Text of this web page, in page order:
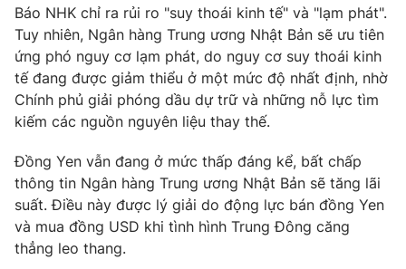
Thị trường 24h Tấm lòng Việt
VTV4 Vươn mình bằng AI
VTV8
Liên hệ tòa soạn English
Báo NHK chỉ ra rủi ro "suy thoái kinh tế" và "lạm phát".
Tuy nhiên, Ngân hàng Trung ương Nhật Bản sẽ ưu tiên
ứng phó nguy cơ lạm phát, do nguy cơ suy thoái kinh
tế đang được giảm thiểu ở một mức độ nhất định, nhờ
Chính phủ giải phóng dầu dự trữ và những nỗ lực tìm
kiếm các nguồn nguyên liệu thay thế.
Đồng Yen vẫn đang ở mức thấp đáng kể, bất chấp
thông tin Ngân hàng Trung ương Nhật Bản sẽ tăng lãi
suất. Điều này được lý giải do động lực bán đồng Yen
và mua đồng USD khi tình hình Trung Đông căng
thẳng leo thang.